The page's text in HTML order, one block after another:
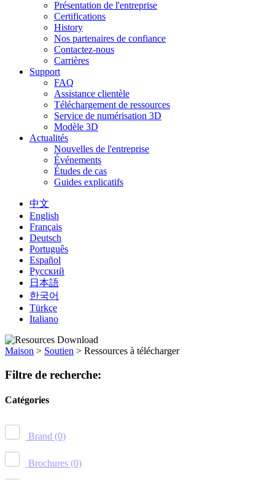
Présentation de l'entreprise
Certifications
History
Nos partenaires de confiance
Contactez-nous
Carrières
Support
FAQ
Assistance clientèle
Téléchargement de ressources
Service de numérisation 3D
Modèle 3D
Actualités
Nouvelles de l'entreprise
Événements
Études de cas
Guides explicatifs
中文
English
Français
Deutsch
Português
Español
Русский
日本語
한국어
Türkçe
Italiano
Maison > Soutien > Ressources à télécharger
Filtre de recherche:
Catégories
Brand (0)
Brochures (0)